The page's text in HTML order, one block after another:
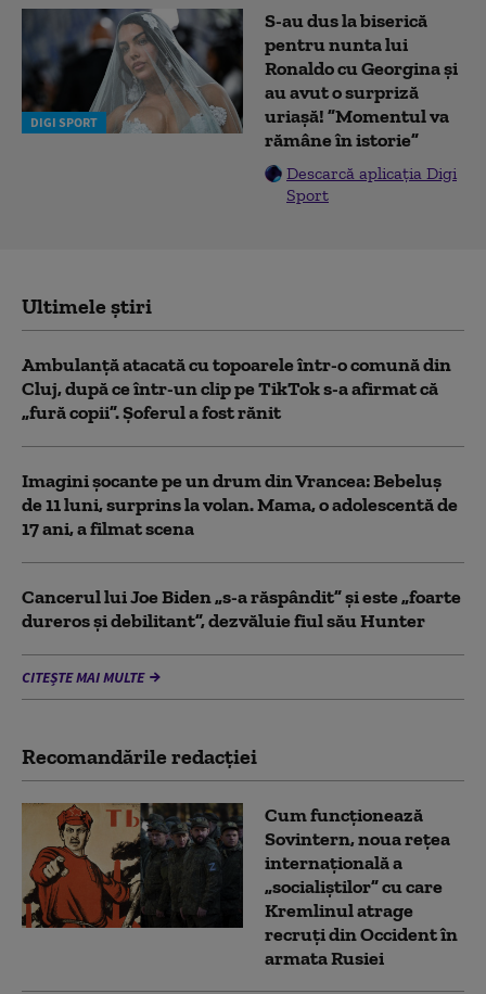
DIGI SPORT
S-au dus la biserică
pentru nunta lui
Ronaldo cu Georgina și
au avut o surpriză
uriașă! ”Momentul va
rămâne în istorie”
Descarcă aplicația Digi
Sport
Ultimele știri
Ambulanţă atacată cu topoarele într-o comună din
Cluj, după ce într-un clip pe TikTok s-a afirmat că
„fură copii”. Șoferul a fost rănit
Imagini șocante pe un drum din Vrancea: Bebeluș
de 11 luni, surprins la volan. Mama, o adolescentă de
17 ani, a filmat scena
Cancerul lui Joe Biden „s-a răspândit” şi este „foarte
dureros și debilitant”, dezvăluie fiul său Hunter
CITEȘTE MAI MULTE
Recomandările redacţiei
Cum funcționează
Sovintern, noua rețea
internațională a
„socialiștilor” cu care
Kremlinul atrage
recruți din Occident în
armata Rusiei